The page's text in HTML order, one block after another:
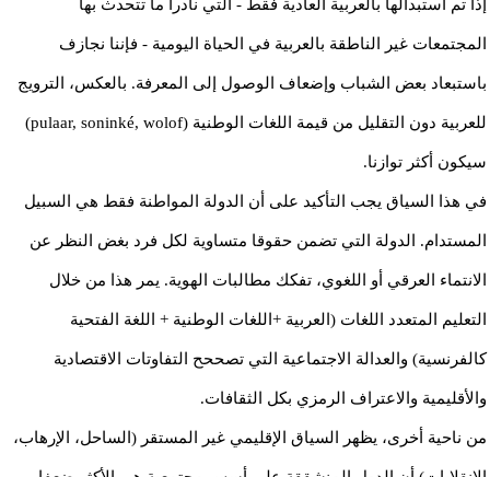
إذا تم استبدالها بالعربية العادية فقط - التي نادراً ما تتحدث بها
المجتمعات غير الناطقة بالعربية في الحياة اليومية - فإننا نجازف
باستبعاد بعض الشباب وإضعاف الوصول إلى المعرفة. بالعكس، الترويج
للعربية دون التقليل من قيمة اللغات الوطنية (pulaar, soninké, wolof)
سيكون أكثر توازنا.
في هذا السياق يجب التأكيد على أن الدولة المواطنة فقط هي السبيل
المستدام. الدولة التي تضمن حقوقا متساوية لكل فرد بغض النظر عن
الانتماء العرقي أو اللغوي، تفكك مطالبات الهوية. يمر هذا من خلال
التعليم المتعدد اللغات (العربية +اللغات الوطنية + اللغة الفتحية
كالفرنسية) والعدالة الاجتماعية التي تصححح التفاوتات الاقتصادية
والأقليمية والاعتراف الرمزي بكل الثقافات.
من ناحية أخرى، يظهر السياق الإقليمي غير المستقر (الساحل، الإرهاب،